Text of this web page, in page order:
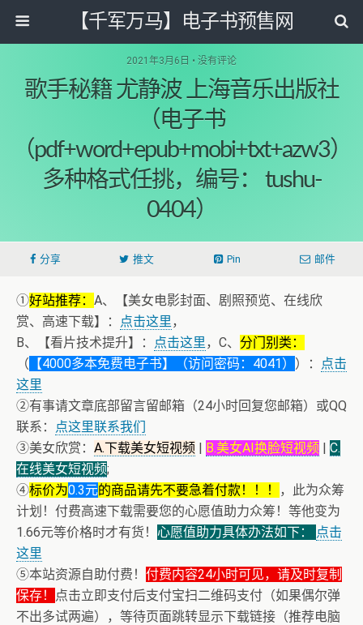
【千军万马】电子书预售网
2021年3月6日 • 没有评论
歌手秘籍 尤静波 上海音乐出版社
（电子书
（pdf+word+epub+mobi+txt+azw3）
多种格式任挑，编号： tushu-
0404）
分享 推文 Pin 邮件
①好站推荐： A、【美女电影封面、剧照预览、在线欣
赏、高速下载】：
点击这里，
B、【看片技术提升】：
点击这里，C、 分门别类：
（ 【4000多本免费电子书】（访问密码：4041） ）：
点击
这里
②有事请文章底部留言留邮箱（24小时回复您邮箱）或QQ
联系：
点这里联系我们
③美女欣赏： A.下载美女短视频 | B.美女AI换脸短视频 | C.
在线美女短视频;
④标价为0.3元的商品请先不要急着付款！！！
，此为众筹
计划！付费高速下载需要您的心愿值助力众筹！等他变为
1.66元等价格时才有货！ 心愿值助力具体办法如下：
点击
这里
⑤本站资源自助付费！ 付费内容24小时可见，请及时复制
保存！
点击立即支付后支付宝扫二维码支付（如果偶尔弹
不出多试两遍），等待页面跳转显示下载链接（推荐电脑